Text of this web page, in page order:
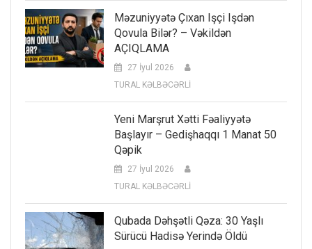
Məzuniyyətə Çıxan Işçi Işdən
Qovula Bilər? – Vəkildən
AÇIQLAMA
27 İyul 2026
TURAL KƏLBƏCƏRLİ
Yeni Marşrut Xətti Fəaliyyətə
Başlayır – Gedişhaqqı 1 Manat 50
Qəpik
27 İyul 2026
TURAL KƏLBƏCƏRLİ
Qubada Dəhşətli Qəza: 30 Yaşlı
Sürücü Hadisə Yerində Öldü